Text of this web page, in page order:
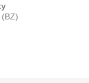
(BZ)